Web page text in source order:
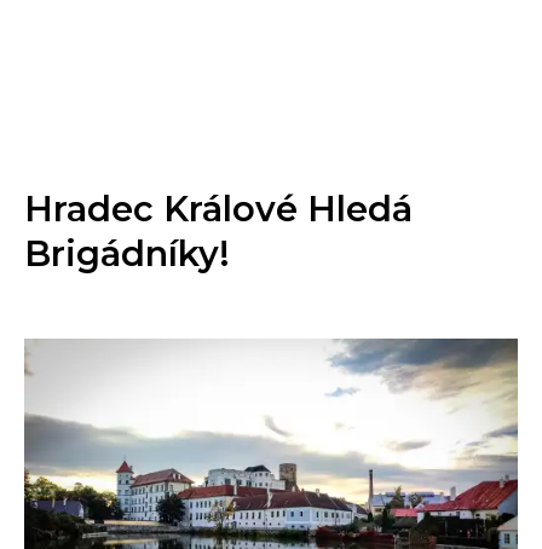
Hradec Králové Hledá
Brigádníky!